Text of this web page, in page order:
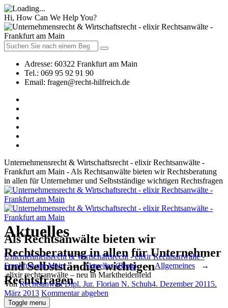
Hi, How Can We Help You?
Adresse: 60322 Frankfurt am Main
Tel.: 069 95 92 91 90
Email: fragen@recht-hilfreich.de
Unternehmensrecht & Wirtschaftsrecht - elixir Rechtsanwälte -
Frankfurt am Main - Als Rechtsanwälte bieten wir Rechtsberatung
in allen für Unternehmer und Selbstständige wichtigen Rechtsfragen
Als Rechtsanwälte bieten wir
Rechtsberatung in allen für Unternehmer
und Selbstständige wichtigen
Rechtsfragen
Toggle menu
Aktuelles
Unternehmensrecht & Wirtschaftsrecht - elixir Rechtsanwälte -
Frankfurt am Main →Aktuelles (Blog)→Allgemeines →
elixir rechtsanwälte – neu in Marktheidenfeld
Author
VonRechtsanwalt Dipl. Jur. Florian N. SchuhPosted
4. Dezember 2011 5.
März 2013 Kommentar abgeben